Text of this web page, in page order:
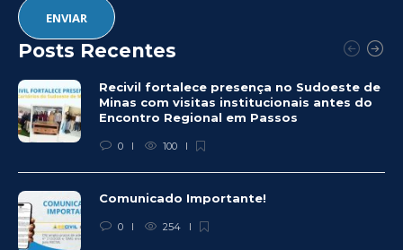
Posts Recentes
Recivil fortalece presença no Sudoeste de
Minas com visitas institucionais antes do
Encontro Regional em Passos
0 100
Comunicado Importante!
0 254